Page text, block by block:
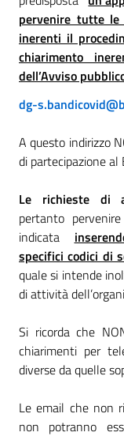
pervenire tutte
inerenti il
chiarimento
dell’Avviso
dg-
A questo indirizzo
di partecipazione al
Le richieste di
pertanto
indicata
specifici codici di
quale si intende
di attività
Si ricorda che
chiarimenti per
diverse da quelle
Le email che non
non potranno